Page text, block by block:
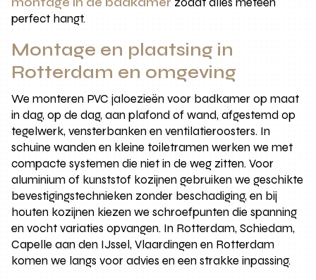
perfect hangt.
Montage en plaatsing in
Rotterdam en omgeving
We monteren PVC jaloezieën voor badkamer op maat
in dag, op de dag, aan plafond of wand, afgestemd op
tegelwerk, vensterbanken en ventilatieroosters. In
schuine wanden en kleine toiletramen werken we met
compacte systemen die niet in de weg zitten. Voor
aluminium of kunststof kozijnen gebruiken we geschikte
bevestigingstechnieken zonder beschadiging, en bij
houten kozijnen kiezen we schroefpunten die spanning
en vocht variaties opvangen. In Rotterdam, Schiedam,
Capelle aan den IJssel, Vlaardingen en Rotterdam
komen we langs voor advies en een strakke inpassing.